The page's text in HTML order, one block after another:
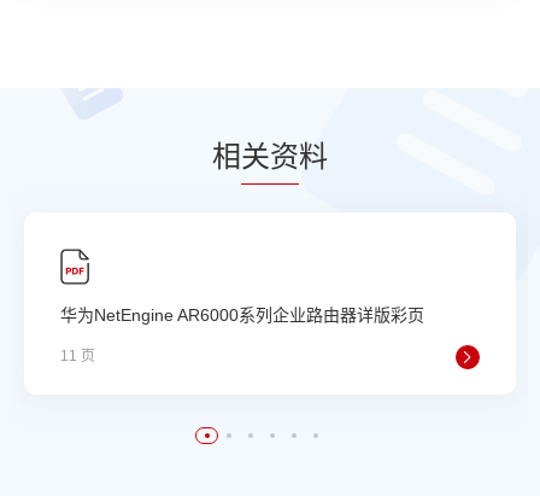
相关资料
华为NetEngine AR6000系列企业路由器详版彩页
11 页